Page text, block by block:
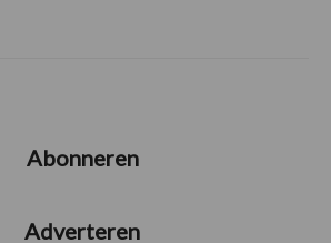
Abonneren
Adverteren